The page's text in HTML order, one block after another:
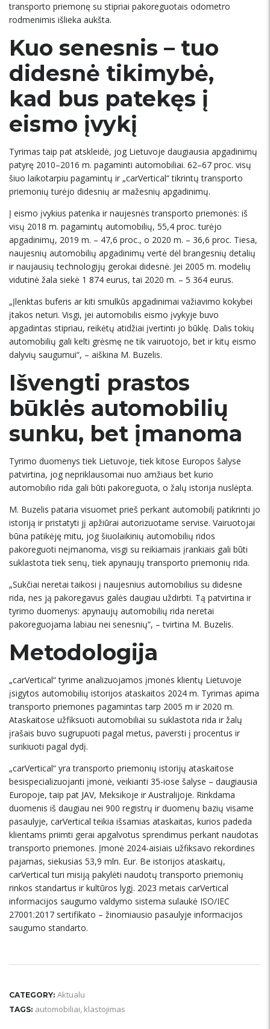
transporto priemonę su stipriai pakoreguotais odometro
rodmenimis išlieka aukšta.
Kuo senesnis – tuo
didesnė tikimybė,
kad bus patekęs į
eismo įvykį
Tyrimas taip pat atskleidė, jog Lietuvoje daugiausia apgadinimų
patyrę 2010–2016 m. pagaminti automobiliai. 62–67 proc. visų
šiuo laikotarpiu pagamintų ir „carVertical“ tikrintų transporto
priemonių turėjo didesnių ar mažesnių apgadinimų.
Į eismo įvykius patenka ir naujesnės transporto priemonės: iš
visų 2018 m. pagamintų automobilių, 55,4 proc. turėjo
apgadinimų, 2019 m. – 47,6 proc., o 2020 m. – 36,6 proc. Tiesa,
naujesnių automobilių apgadinimų vertė dėl brangesnių detalių
ir naujausių technologijų gerokai didesnė. Jei 2005 m. modelių
vidutinė žala siekė 1 874 eurus, tai 2020 m. – 5 364 eurus.
„Įlenktas buferis ar kiti smulkūs apgadinimai važiavimo kokybei
įtakos neturi. Visgi, jei automobilis eismo įvykyje buvo
apgadintas stipriau, reikėtų atidžiai įvertinti jo būklę. Dalis tokių
automobilių gali kelti grėsmę ne tik vairuotojo, bet ir kitų eismo
dalyvių saugumui“, – aiškina M. Buzelis.
Išvengti prastos
būklės automobilių
sunku, bet įmanoma
Tyrimo duomenys tiek Lietuvoje, tiek kitose Europos šalyse
patvirtina, jog nepriklausomai nuo amžiaus bet kurio
automobilio rida gali būti pakoreguota, o žalų istorija nuslėpta.
M. Buzelis pataria visuomet prieš perkant automobilį patikrinti jo
istoriją ir pristatyti jį apžiūrai autorizuotame servise. Vairuotojai
būna patikėję mitu, jog šiuolaikinių automobilių ridos
pakoreguoti neįmanoma, visgi su reikiamais įrankiais gali būti
suklastota tiek senų, tiek apynaujų transporto priemonių rida.
„Sukčiai neretai taikosi į naujesnius automobilius su didesne
rida, nes ją pakoregavus galės daugiau uždirbti. Tą patvirtina ir
tyrimo duomenys: apynaujų automobilių rida neretai
pakoreguojama labiau nei senesnių“, – tvirtina M. Buzelis.
Metodologija
„carVertical“ tyrime analizuojamos įmonės klientų Lietuvoje
įsigytos automobilių istorijos ataskaitos 2024 m. Tyrimas apima
transporto priemones pagamintas tarp 2005 m ir 2020 m.
Ataskaitose užfiksuoti automobiliai su suklastota rida ir žalų
įrašais buvo sugrupuoti pagal metus, paversti į procentus ir
surikiuoti pagal dydį.
„carVertical“ yra transporto priemonių istorijų ataskaitose
besispecializuojanti įmonė, veikianti 35-iose šalyse – daugiausia
Europoje, taip pat JAV, Meksikoje ir Australijoje. Rinkdama
duomenis iš daugiau nei 900 registrų ir duomenų bazių visame
pasaulyje, carVertical teikia išsamias ataskaitas, kurios padeda
klientams priimti gerai apgalvotus sprendimus perkant naudotas
transporto priemones. Įmonė 2024-aisiais užfiksavo rekordines
pajamas, siekusias 53,9 mln. Eur. Be istorijos ataskaitų,
carVertical turi misiją pakylėti naudotų transporto priemonių
rinkos standartus ir kultūros lygį. 2023 metais carVertical
informacijos saugumo valdymo sistema sulaukė ISO/IEC
27001:2017 sertifikato – žinomiausio pasaulyje informacijos
saugumo standarto.
CATEGORY: Aktualu
TAGS: automobiliai, klastojimas